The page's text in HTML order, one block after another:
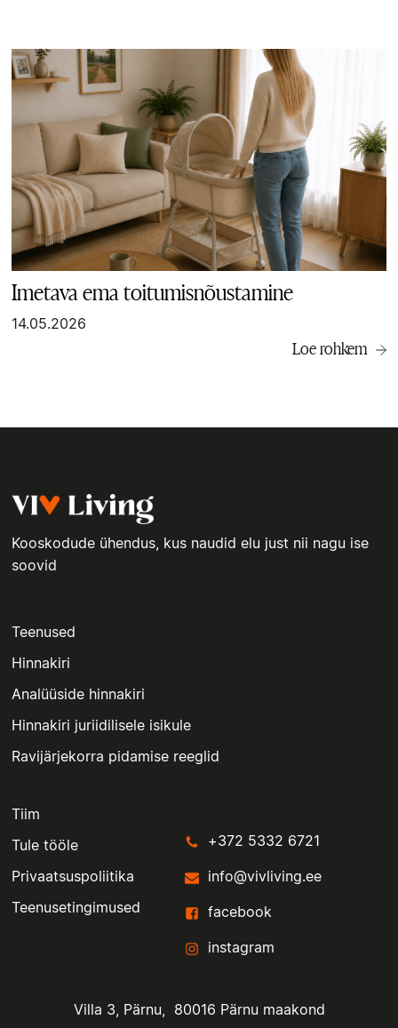
Imetava ema toitumisnõustamine
14.05.2026
Loe rohkem
Kooskodude ühendus, kus naudid elu just nii nagu ise
soovid
Teenused
Hinnakiri
Analüüside hinnakiri
Hinnakiri juriidilisele isikule
Ravijärjekorra pidamise reeglid
Tiim
Tule tööle
Privaatsuspoliitika
Teenusetingimused
+372 5332 6721
info@vivliving.ee
facebook
instagram
Villa 3, Pärnu, 80016 Pärnu maakond